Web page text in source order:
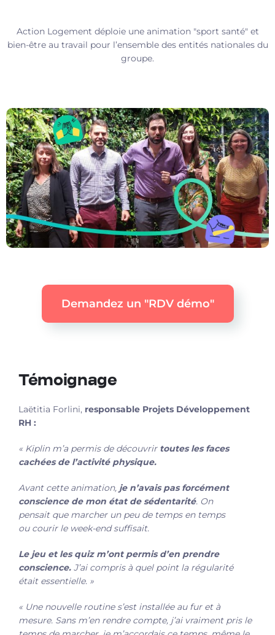
Action Logement déploie une animation "sport santé" et
bien-être au travail pour l’ensemble des entités nationales du
groupe.
Demandez un "RDV démo"
Témoignage
Laëtitia Forlini, responsable Projets Développement
RH :
« Kiplin m’a permis de découvrirtoutes les faces
cachées de l’activité physique.
Avant cette animation, je n’avais pas forcément
conscience de mon état de sédentarité. On
pensait que marcher un peu de temps en temps
ou courir le week-end suffisait.
Le jeu et les quiz m’ont permis d’en prendre
conscience. J’ai compris à quel point la régularité
était essentielle. »
« Une nouvelle routine s’est installée au fur et à
mesure. Sans m’en rendre compte, j’ai vraiment pris le